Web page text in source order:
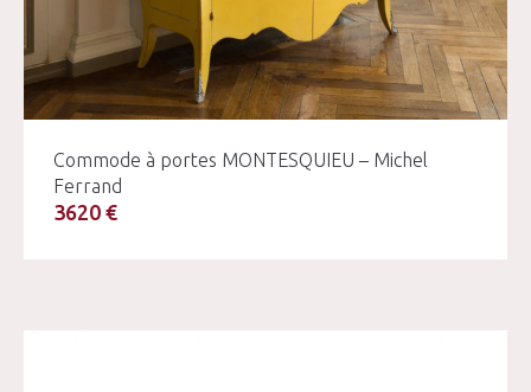
Commode à portes MONTESQUIEU – Michel
Ferrand
3620 €